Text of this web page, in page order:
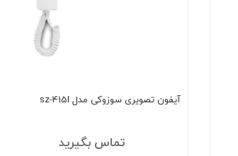
آیفون تصویری سوزوکی مدل sz-415I
تماس بگیرید